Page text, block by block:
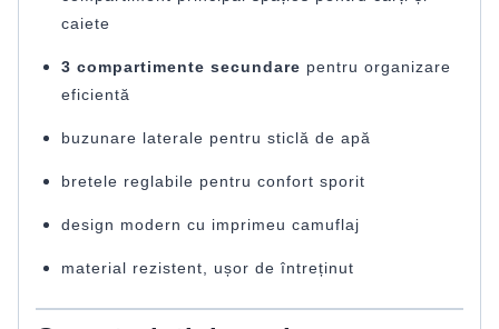
caiete
3 compartimente secundare pentru organizare
eficientă
buzunare laterale pentru sticlă de apă
bretele reglabile pentru confort sporit
design modern cu imprimeu camuflaj
material rezistent, ușor de întreținut